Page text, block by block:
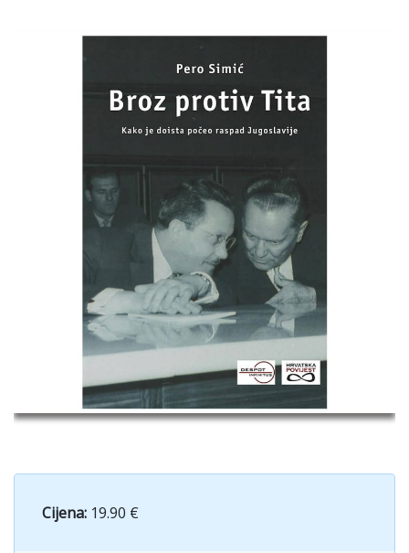
Cijena: 19.90 €